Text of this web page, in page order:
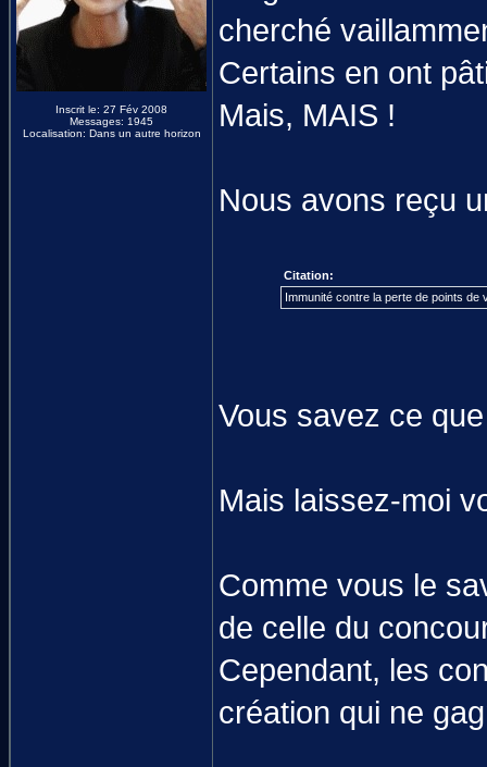
Inscrit le: 27 Fév 2008
Messages: 1945
Localisation: Dans un autre horizon
cherché
Certains en ont
Mais, MAIS !
Nous avons reçu
Citation:
Immunité contre la perte de points de
Vous savez ce
Mais laissez-moi
Comme vous le
de celle du
Cependant, les
création qui ne